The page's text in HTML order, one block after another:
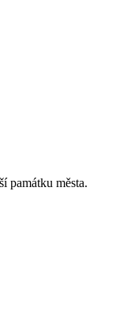
památku města.